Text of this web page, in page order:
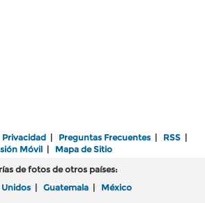
Privacidad | Preguntas Frecuentes | RSS |
Móvil| Mapa de Sitio
de fotos de otros países:
Unidos | Guatemala | México